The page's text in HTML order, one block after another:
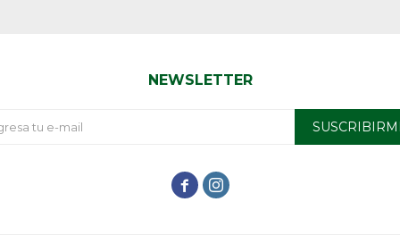
NEWSLETTER
 